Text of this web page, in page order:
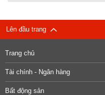
Lên đầu trang
Trang chủ
Tài chính - Ngân hàng
Bất động sản